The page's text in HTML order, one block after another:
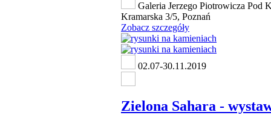
Galeria Jerzego Piotrowicza Pod
Kramarska 3/5, Poznań
Zobacz szczegóły
02.07-30.11.2019
Zielona Sahara -